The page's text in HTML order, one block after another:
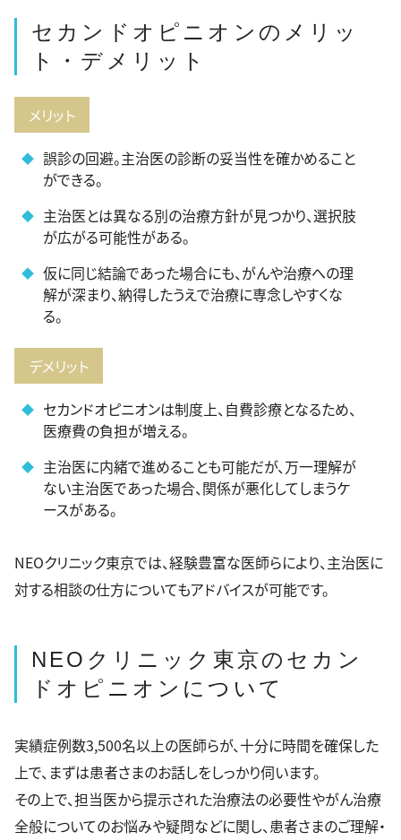
セカンドオピニオンのメリッ
ト・デメリット
メリット
誤診の回避。主治医の診断の妥当性を確かめること
ができる。
主治医とは異なる別の治療方針が見つかり、選択肢
が広がる可能性がある。
仮に同じ結論であった場合にも、がんや治療への理
解が深まり、納得したうえで治療に専念しやすくな
る。
デメリット
セカンドオピニオンは制度上、自費診療となるため、
医療費の負担が増える。
主治医に内緒で進めることも可能だが、万一理解が
ない主治医であった場合、関係が悪化してしまうケ
ースがある。
NEOクリニック東京では、経験豊富な医師らにより、主治医に
対する相談の仕方についてもアドバイスが可能です。
NEOクリニック東京のセカン
ドオピニオンについて
実績症例数3,500名以上の医師らが、十分に時間を確保した
上で、まずは患者さまのお話しをしっかり伺います。
その上で、担当医から提示された治療法の必要性やがん治療
全般についてのお悩みや疑問などに関し、患者さまのご理解・